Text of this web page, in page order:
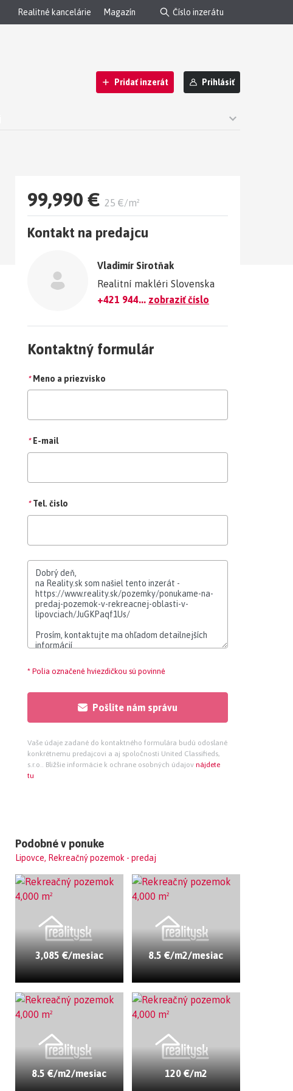
Realitné kancelárie Magazín
Pridať inzerát Prihlásiť
99,990 € 25 €/m²
Kontakt na predajcu
Vladimír Sirotňak
Realitní makléri Slovenska
+421 944... zobraziť číslo
Kontaktný formulár
* Meno a priezvisko
* E-mail
* Tel. čislo
* Polia označené hviezdičkou sú povinné
Pošlite nám správu
Vaše údaje zadané do kontaktného formulára budú odoslané
konkrétnemu predajcovi a aj spoločnosti United Classifieds,
s.r.o.. Bližšie informácie k ochrane osobných údajov nájdete
tu
Podobné v ponuke
Lipovce, Rekreačný pozemok - predaj
3,085 €/mesiac 8.5 €/m2/mesiac
8.5 €/m2/mesiac 120 €/m2